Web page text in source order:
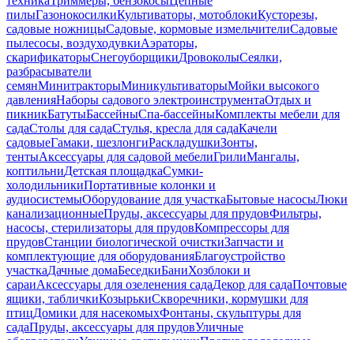
пилыГазонокосилкиКультиваторы, мотоблокиКусторезы,
садовые ножницыСадовые, кормовые измельчителиСадовые
пылесосы, воздуходувкиАэраторы,
скарификаторыСнегоуборщикиДровоколыСеялки,
разбрасыватели
семянМинитракторыМиникультиваторыМойки высокого
давленияНаборы садового электроинструментаОтдых и
пикникБатутыБассейныСпа-бассейныКомплекты мебели для
садаСтолы для садаСтулья, кресла для садаКачели
садовыеГамаки, шезлонгиРаскладушкиЗонты,
тентыАксессуары для садовой мебелиГрилиМангалы,
коптильниДетская площадкаСумки-
холодильникиПортативные колонки и
аудиосистемыОборудование для участкаБытовые насосыЛюки
канализационныеПруды, аксессуары для прудовФильтры,
насосы, стерилизаторы для прудовКомпрессоры для
прудовСтанции биологической очисткиЗапчасти и
комплектующие для оборудованияБлагоустройство
участкаДачные домаБеседкиБаниХозблоки и
сараиАксессуары для озеленения садаДекор для садаПочтовые
ящики, табличкиКозырькиСкворечники, кормушки для
птицДомики для насекомыхФонтаны, скульптуры для
садаПруды, аксессуары для прудовУличные